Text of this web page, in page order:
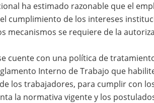
ha estimado razonable que el
cumplimiento de los intereses
mecanismos se requiere de la
cuente con una política de
Interno de Trabajo que
los trabajadores, para cumplir con
la normativa vigente y los